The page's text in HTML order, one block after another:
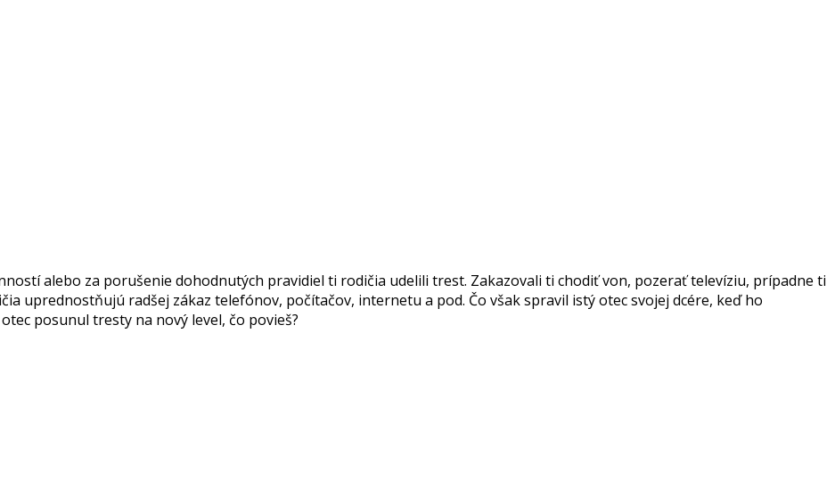
alebo za porušenie dohodnutých pravidiel ti rodičia udelili trest. Zakazovali ti chodiť von, pozerať televíziu, prípadne ti
uprednostňujú radšej zákaz telefónov, počítačov, internetu a pod. Čo však spravil istý otec svojej dcére, keď ho
posunul tresty na nový level, čo povieš?